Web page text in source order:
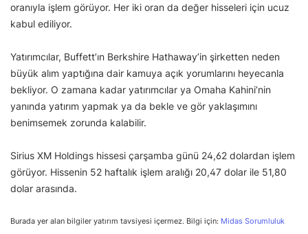
oranıyla işlem görüyor. Her iki oran da değer hisseleri için ucuz
kabul ediliyor.
Yatırımcılar, Buffett’ın Berkshire Hathaway’in şirketten neden
büyük alım yaptığına dair kamuya açık yorumlarını heyecanla
bekliyor. O zamana kadar yatırımcılar ya Omaha Kahini’nin
yanında yatırım yapmak ya da bekle ve gör yaklaşımını
benimsemek zorunda kalabilir.
Sirius XM Holdings hissesi çarşamba günü 24,62 dolardan işlem
görüyor. Hissenin 52 haftalık işlem aralığı 20,47 dolar ile 51,80
dolar arasında.
Burada yer alan bilgiler yatırım tavsiyesi içermez. Bilgi için: Midas Sorumluluk